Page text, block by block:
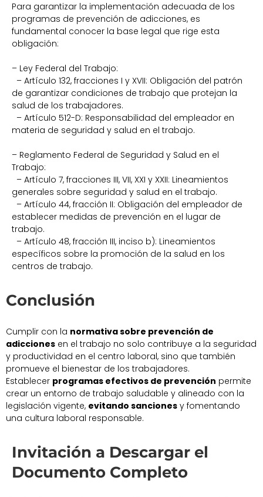
Para garantizar la implementación adecuada de los
programas de prevención de adicciones, es
fundamental conocer la base legal que rige esta
obligación:
– Ley Federal del Trabajo:
– Artículo 132, fracciones I y XVII: Obligación del patrón
de garantizar condiciones de trabajo que protejan la
salud de los trabajadores.
– Artículo 512-D: Responsabilidad del empleador en
materia de seguridad y salud en el trabajo.
– Reglamento Federal de Seguridad y Salud en el
Trabajo:
– Artículo 7, fracciones III, VII, XXI y XXII: Lineamientos
generales sobre seguridad y salud en el trabajo.
– Artículo 44, fracción II: Obligación del empleador de
establecer medidas de prevención en el lugar de
trabajo.
– Artículo 48, fracción III, inciso b): Lineamientos
específicos sobre la promoción de la salud en los
centros de trabajo.
Conclusión
Cumplir con la normativa sobre prevención de
adicciones en el trabajo no solo contribuye a la seguridad
y productividad en el centro laboral, sino que también
promueve el bienestar de los trabajadores.
Establecer programas efectivos de prevención permite
crear un entorno de trabajo saludable y alineado con la
legislación vigente, evitando sanciones y fomentando
una cultura laboral responsable.
Invitación a Descargar el
Documento Completo